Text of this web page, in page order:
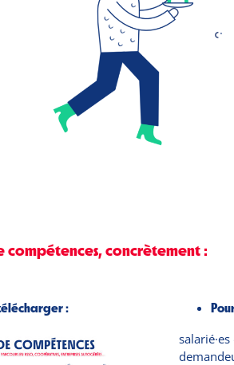
compétences, concrètement :
: